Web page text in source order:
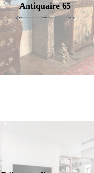
Antiquaire 65